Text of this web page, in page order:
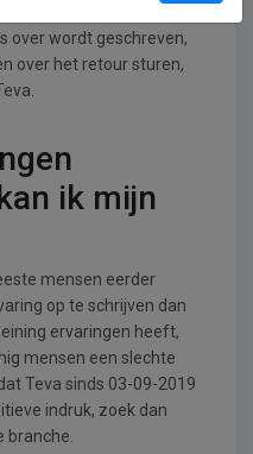
over wordt geschreven,
over het retour sturen,
ik mijn
mensen eerder
op te schrijven dan
ervaringen heeft,
mensen een slechte
Teva sinds 03-09-2019
indruk, zoek dan
branche.